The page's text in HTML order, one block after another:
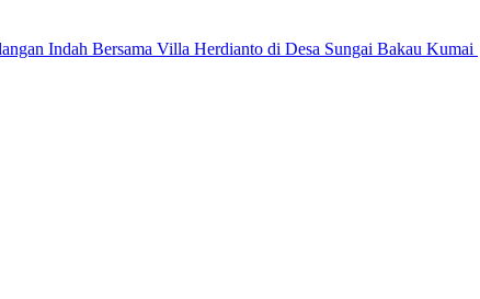
Indah Bersama Villa Herdianto di Desa Sungai Bakau Kumai